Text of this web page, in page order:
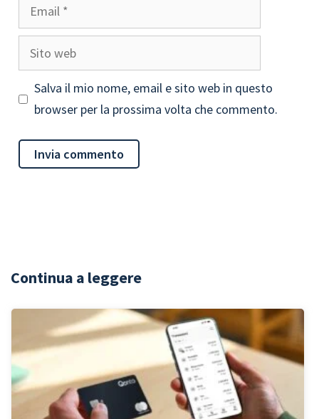
Email
Sito
web
Salva il mio nome, email e sito web in questo
browser per la prossima volta che commento.
Continua a leggere